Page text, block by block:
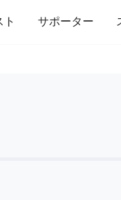
ト サポーター
インテリア 趣味